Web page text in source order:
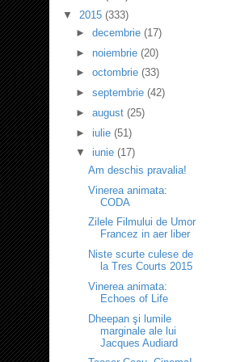
▼ 2015 (333)
► decembrie (17)
► noiembrie (20)
► octombrie (33)
► septembrie (42)
► august (25)
► iulie (51)
▼ iunie (17)
Am deschis pravalia!
Vinerea animata:
CODA
Zilele Filmului de Umor
Francez in aer liber
Niste scurte culese de
la Tres Courts 2015
Vinerea animata:
Echoes of Life
Dheepan şi lumile
marginale ale lui
Jacques Audiard